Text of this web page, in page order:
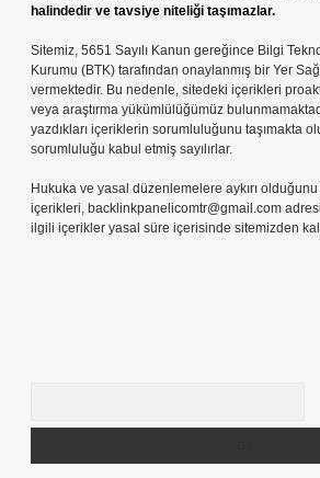
halindedir ve tavsiye niteliği taşımazlar.
Sitemiz, 5651 Sayılı Kanun gereğince Bilgi
Kurumu (BTK) tarafından onaylanmış bir Yer
vermektedir. Bu nedenle, sitedeki içerikleri
veya araştırma yükümlülüğümüz
yazdıkları içeriklerin sorumluluğunu taşımakta
sorumluluğu kabul etmiş sayılırlar.
Hukuka ve yasal düzenlemelere aykırı
içerikleri, backlinkpanelicomtr@gmail.com
ilgili içerikler yasal süre içerisinde sitemizden